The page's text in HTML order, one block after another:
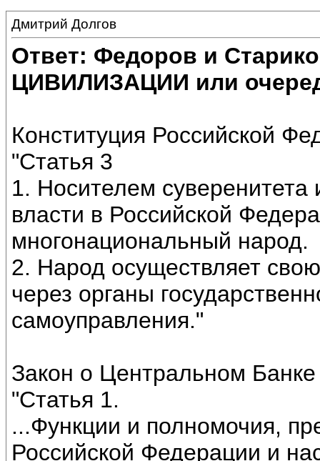
Дмитрий Долгов
Ответ: Федоров и
ЦИВИЛИЗАЦИИ или
Конституция Российской
"Статья 3
1. Носителем
власти в Российской
многонациональный народ.
2. Народ осуществляет
через органы
самоуправления."
Закон о Центральном Банке
"Статья 1.
...Функции и полномочия,
Российской Федерации и